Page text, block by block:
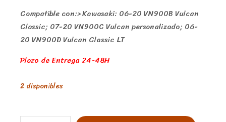
Compatible con:> Kawasaki: 06-20 VN900B Vulcan
Classic; 07-20 VN900C Vulcan personalizado; 06-
20 VN900D Vulcan Classic LT
Plazo de Entrega 24-48H
2 disponibles